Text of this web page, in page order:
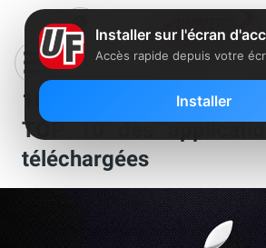
10 ans de l’AppStore :
TOP 10 des
téléchargées
Installer sur l'écran
Accès rapide depuis votre
Installer